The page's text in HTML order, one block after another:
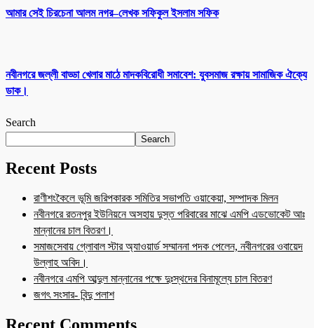
আমার সেই চিরচেনা আলম নগর–লেখক সফিকুল ইসলাম সফিক
নবীনগরে জল্লী বাড্ডা খেলার মাঠে মাদকবিরোধী সমাবেশ: যুবসমাজ রক্ষায় সামাজিক ঐক্যে
ডাক।
Search
Search
Recent Posts
রাণীশংকৈলে ভূমি জরিপকারক সমিতির সভাপতি ওয়াকেয়া, সম্পাদক মিলন
নবীনগরে রতনপুর ইউনিয়নে অসহায় দুস্ত পরিবারের মাঝে এমপি এডভোকেট আঃ
মান্নানের চাল বিতরণ।
সমাজসেবায় গ্লোবাল স্টার অ্যাওয়ার্ড সম্মাননা পদক পেলেন, নবীনগরের ওবায়েদ
উল্লাহ অবিদ।
নবীনগরে এমপি আব্দুল মান্নানের পক্ষে দুঃস্থদের বিনামূল্যে চাল বিতরণ
জগৎ সংসার- বিন্দু পলাশ